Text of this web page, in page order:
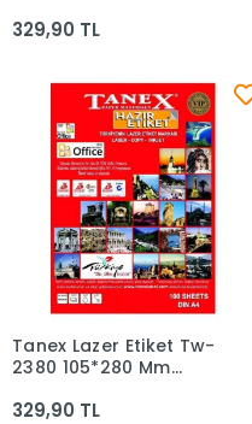
329,90 TL
Sepete Ekle
Tanex Lazer Etiket Tw-
2380 105*280 Mm
329,90 TL